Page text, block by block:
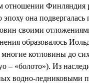
отношении Финляндия
она
своими
образовалось
котловины до
– «болото»). Из
водно-ледниковыми